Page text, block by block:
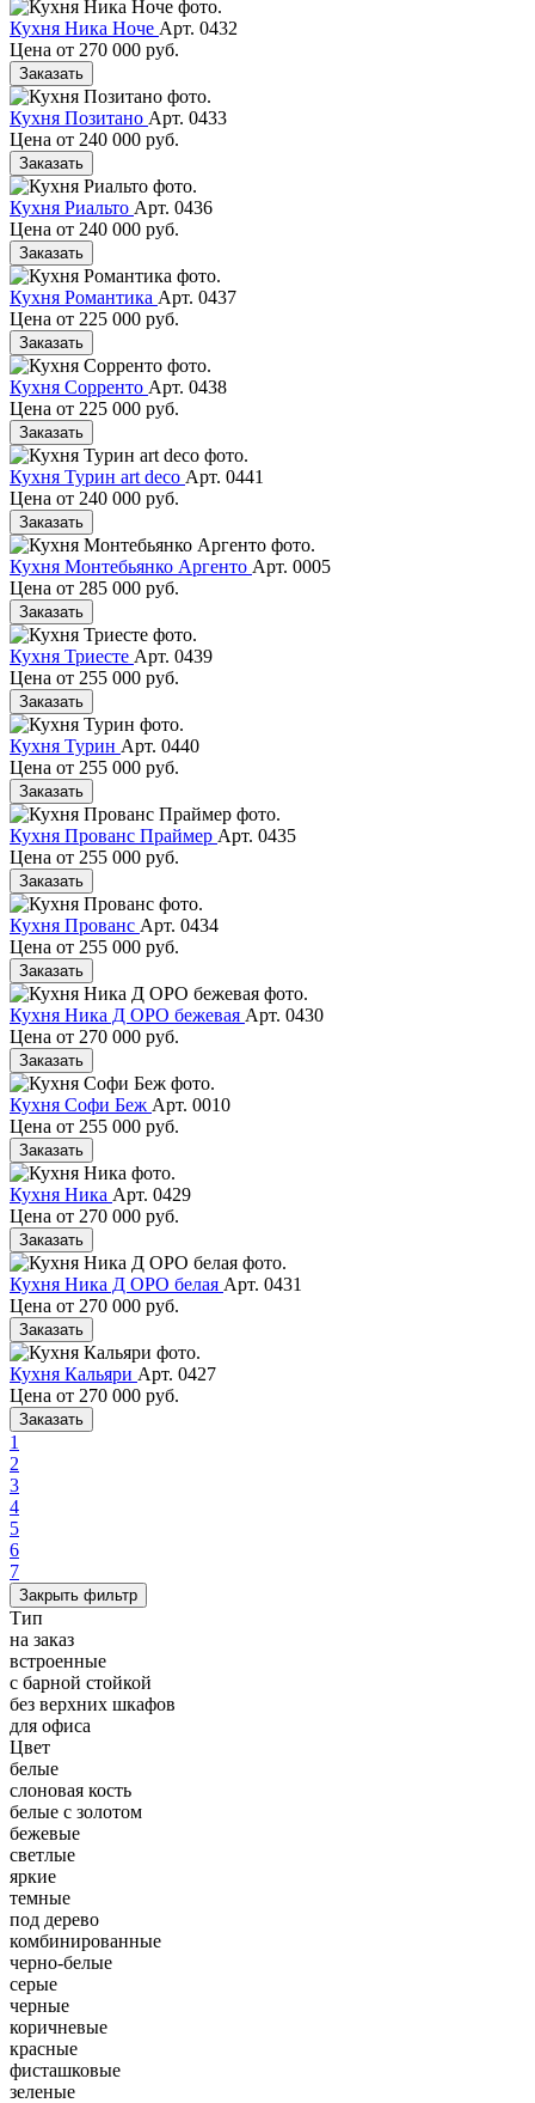
Кухня Ника Ноче Арт. 0432
Цена от 270 000 руб.
Заказать
Кухня Позитано Арт. 0433
Цена от 240 000 руб.
Заказать
Кухня Риальто Арт. 0436
Цена от 240 000 руб.
Заказать
Кухня Романтика Арт. 0437
Цена от 225 000 руб.
Заказать
Кухня Сорренто Арт. 0438
Цена от 225 000 руб.
Заказать
Кухня Турин art deco Арт. 0441
Цена от 240 000 руб.
Заказать
Кухня Монтебьянко Аргенто Арт. 0005
Цена от 285 000 руб.
Заказать
Кухня Триесте Арт. 0439
Цена от 255 000 руб.
Заказать
Кухня Турин Арт. 0440
Цена от 255 000 руб.
Заказать
Кухня Прованс Праймер Арт. 0435
Цена от 255 000 руб.
Заказать
Кухня Прованс Арт. 0434
Цена от 255 000 руб.
Заказать
Кухня Ника Д ОРО бежевая Арт. 0430
Цена от 270 000 руб.
Заказать
Кухня Софи Беж Арт. 0010
Цена от 255 000 руб.
Заказать
Кухня Ника Арт. 0429
Цена от 270 000 руб.
Заказать
Кухня Ника Д ОРО белая Арт. 0431
Цена от 270 000 руб.
Заказать
Кухня Кальяри Арт. 0427
Цена от 270 000 руб.
Заказать
1
2
3
4
5
6
7
Закрыть фильтр
Тип
на заказ
встроенные
с барной стойкой
без верхних шкафов
для офиса
Цвет
белые
слоновая кость
белые с золотом
бежевые
светлые
яркие
темные
под дерево
комбинированные
черно-белые
серые
черные
коричневые
красные
фисташковые
зеленые